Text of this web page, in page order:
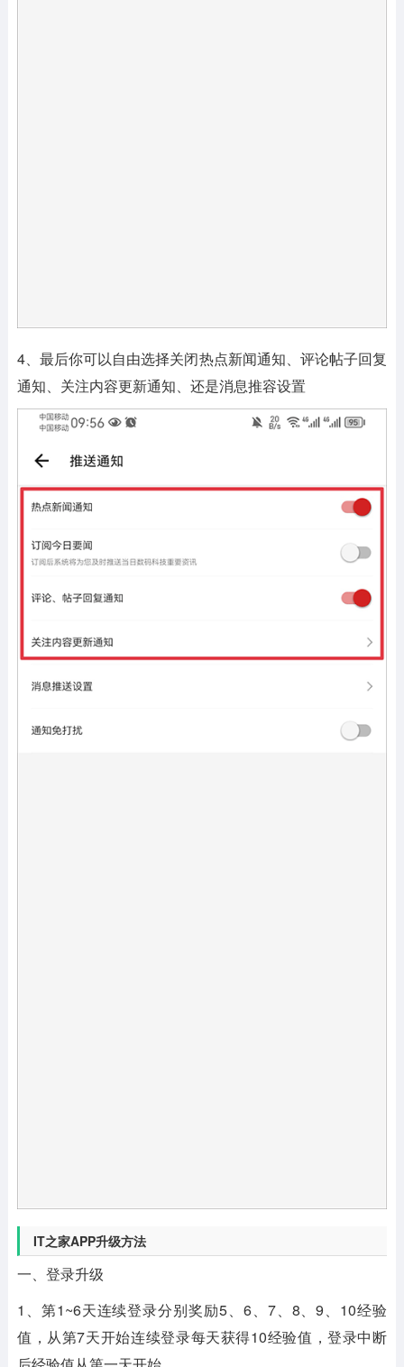
4、最后你可以自由选择关闭热点新闻通知、评论帖子回复
通知、关注内容更新通知、还是消息推容设置
IT之家APP升级方法
一、登录升级
1、第1~6天连续登录分别奖励5、6、7、8、9、10经验
值，从第7天开始连续登录每天获得10经验值，登录中断